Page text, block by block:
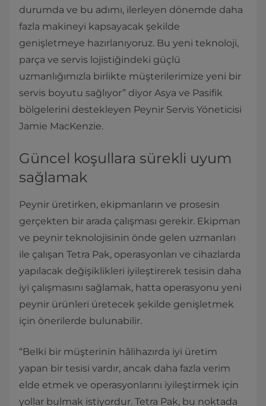
durumda ve bu adımı, ilerleyen dönemde daha
fazla makineyi kapsayacak şekilde
genişletmeye hazırlanıyoruz. Bu yeni teknoloji,
parça ve servis lojistiğindeki güçlü
uzmanlığımızla birlikte müşterilerimize yeni bir
servis boyutu sağlıyor” diyor Asya ve Pasifik
bölgelerini destekleyen Peynir Servis Yöneticisi
Jamie MacKenzie.
Güncel koşullara sürekli uyum
sağlamak
Peynir üretirken, ekipmanların ve prosesin
gerçekten bir arada çalışması gerekir. Ekipman
ve peynir teknolojisinin önde gelen uzmanları
ile çalışan Tetra Pak, operasyonları ve cihazlarda
yapılacak değişiklikleri iyileştirerek tesisin daha
iyi çalışmasını sağlamak, hatta operasyonu yeni
peynir ürünleri üretecek şekilde genişletmek
için önerilerde bulunabilir.
“Belki bir müşterinin hâlihazırda iyi üretim
yapan bir tesisi vardır, ancak daha fazla verim
elde etmek ve operasyonlarını iyileştirmek için
yollar bulmak istiyordur. Tetra Pak, bu noktada